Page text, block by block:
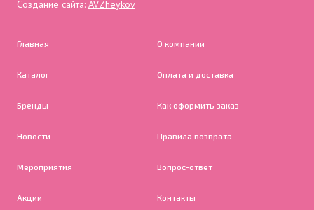
Создание сайта: AVZheykov
Главная
Каталог
Бренды
Новости
Мероприятия
Акции
О компании
Оплата и доставка
Как оформить заказ
Правила возврата
Вопрос-ответ
Контакты